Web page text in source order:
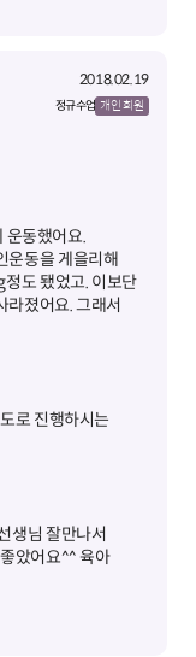
2018.02.19
정규 수업 개인 회원
운동했어요.
운동을 게을리해
도 됐었고. 이보단
라졌어요. 그래서
로 진행하시는
생님 잘만나서
았어요^^ 육아